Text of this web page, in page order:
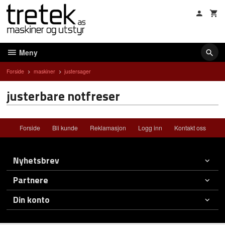
Gå
innholdet
Meny
Forside maskiner justersager
justerbare notfreser
Forside Bli kunde Reklamasjon Logg inn Kontakt oss
Nyhetsbrev
Partnere
Din konto